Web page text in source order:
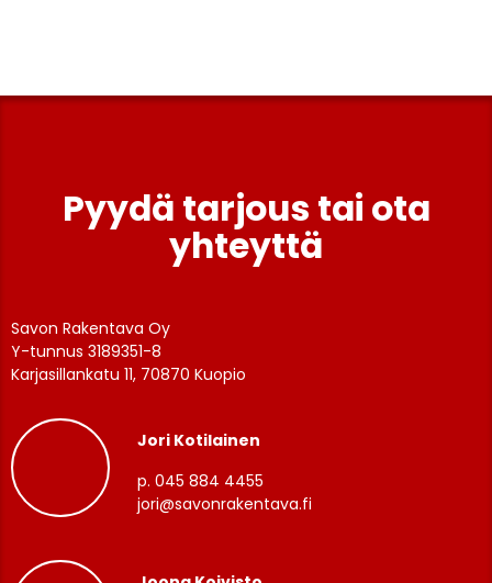
Pyydä tarjous tai ota
yhteyttä
Savon Rakentava Oy
Y-tunnus 3189351-8
Karjasillankatu 11, 70870 Kuopio
Jori Kotilainen
p. 045 884 4455
jori@savonrakentava.fi